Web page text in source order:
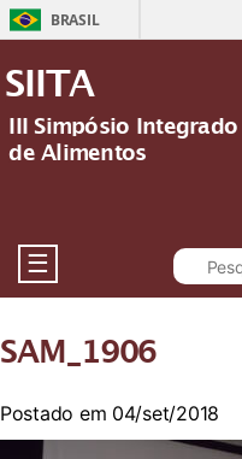
BRASIL
SIITA
III Simpósio
de Alimentos
☰
SAM_1906
Postado em 04/set/2018